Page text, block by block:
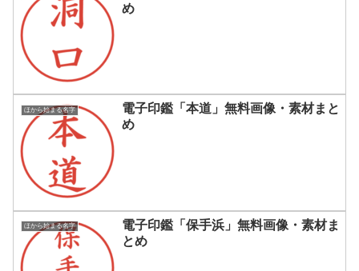
め
ほから始まる名字
電子印鑑「本道」無料画像・素材まと
め
ほから始まる名字
電子印鑑「保手浜」無料画像・素材ま
とめ